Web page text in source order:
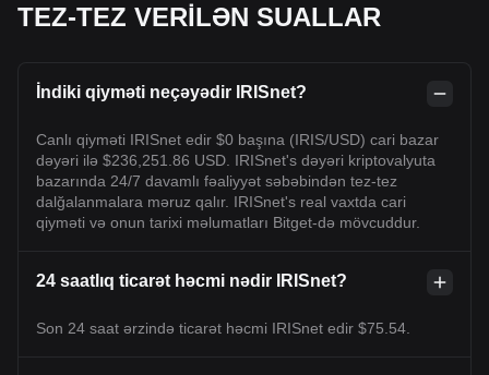
TEZ-TEZ VERİLƏN SUALLAR
İndiki qiyməti neçəyədir IRISnet?
Canlı qiyməti IRISnet edir $0 başına (IRIS/USD) cari bazar
dəyəri ilə $236,251.86 USD. IRISnet's dəyəri kriptovalyuta
bazarında 24/7 davamlı fəaliyyət səbəbindən tez-tez
dalğalanmalara məruz qalır. IRISnet's real vaxtda cari
qiyməti və onun tarixi məlumatları Bitget-də mövcuddur.
24 saatlıq ticarət həcmi nədir IRISnet?
Son 24 saat ərzində ticarət həcmi IRISnet edir $75.54.